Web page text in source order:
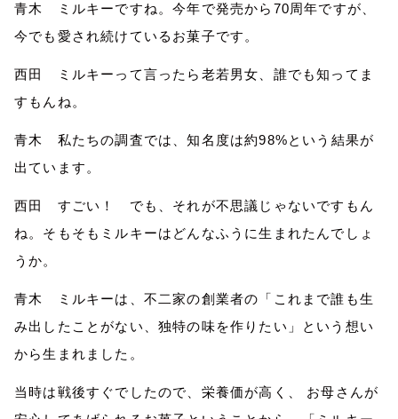
青木 ミルキーですね。今年で発売から70周年ですが、
今でも愛され続けてい るお菓子です。
西田 ミルキーって言ったら老若男女
誰でも知ってま
すもんね。
青木 私たちの調査では、知名度は約98%という結果が
出ています。
西田 すごい！ でも、それが不思議じゃないですもん
ね。 そもそも ミルキーはどんなふうに生まれたんでしょ
うか。
青木 ミルキーは、不二家の創業者の「これまで誰も生
み出したことがない、独特の味を作りたい」という 想い
から生まれました。
当時は戦後すぐでしたので、栄養価が高く、 お母さんが